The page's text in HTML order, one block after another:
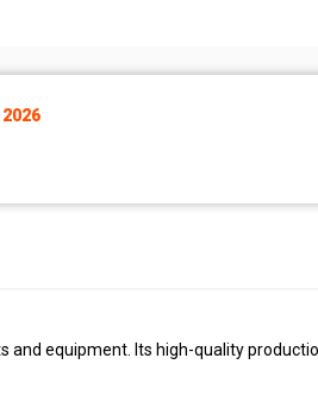
2026
and equipment. Its high-quality